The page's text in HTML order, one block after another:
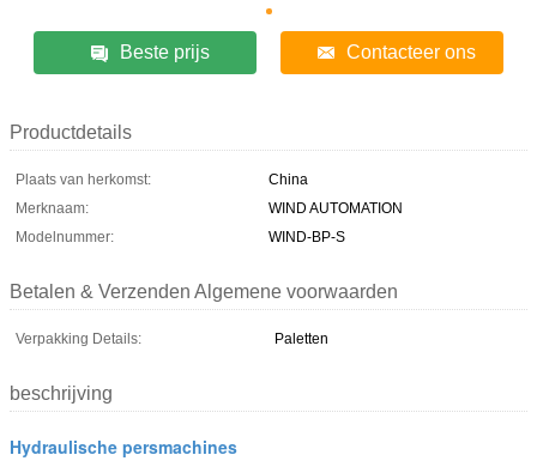
Beste prijs Contacteer ons
Productdetails
Plaats van herkomst:
China
Merknaam:
WIND AUTOMATION
Modelnummer:
WIND-BP-S
Betalen & Verzenden Algemene voorwaarden
Verpakking Details: Paletten
beschrijving
Hydraulische persmachines